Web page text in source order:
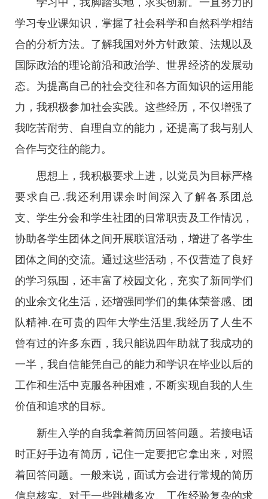
学习中，我脚踏实地，求实创新。一直努力的
学习专业课知识，掌握了社会科学和自然科学相结
合的分析方法。了解我国对外方针政策、法规以及
国际政治的理论前沿和政治学、世界经济的发展动
态。为提高自己的社会交往和各方面知识的运用能
力，我积极参加社会实践。这些经历，不仅增强了
我吃苦耐劳、自理自立的能力，还提高了我与别人
合作与交往的能力。
思想上，我积极要求上进，以党员为目标严格
要求自己.我还利用课余时间深入了解各系团总
支、学生分会和学生社团的日常职责及工作情况，
协助各学生团体之间开展联谊活动，增进了各学生
团体之间的交流。通过这些活动，不仅营造了良好
的学习氛围，还丰富了校园文化，充实了新同学们
的业余文化生活，还增强同学们的集体荣誉感、团
队精神.在可贵的四年大学生活里,我经历了人生不
曾有过的许多东西，我只能说四年助就了我成功的
一半，我自信能凭自己的能力和学识在毕业以后的
工作和生活中克服各种困难，不断实现自我的人生
价值和追求的目标。
新生入学的自我拿着简历回答问题。若接电话
时正好手边有简历，记住一定要把它拿出来，对照
着回答问题。一般来说，面试方会进行常规的简历
信息核实。对于一些跳槽多次、工作经验复杂的求